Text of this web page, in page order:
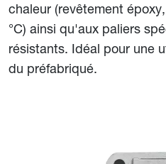
chaleur (revêtement
°C) ainsi qu'aux paliers
résistants. Idéal pour une
du préfabriqué.